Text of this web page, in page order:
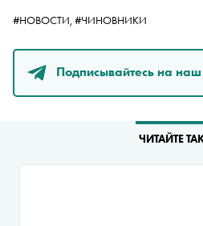
#НОВОСТИ, #ЧИНОВНИКИ
Подписывайтесь на
ЧИТАЙТЕ